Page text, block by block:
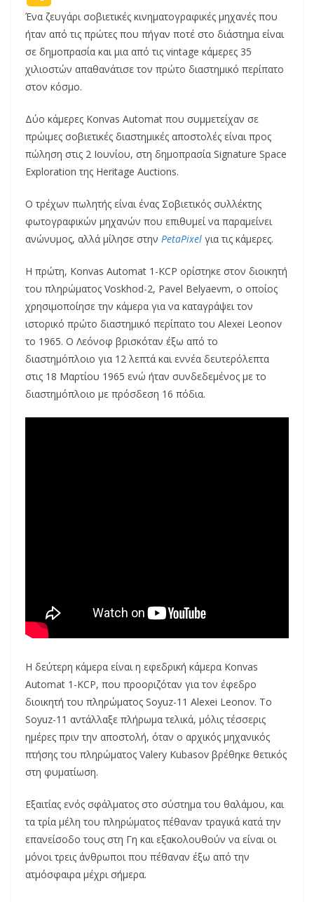
Ένα ζευγάρι σοβιετικές κινηματογραφικές μηχανές που
ήταν από τις πρώτες που πήγαν ποτέ στο διάστημα είναι
σε δημοπρασία και μια από τις vintage κάμερες 35
χιλιοστών απαθανάτισε τον πρώτο διαστημικό περίπατο
στον κόσμο.
Δύο κάμερες Konvas Automat που συμμετείχαν σε
πρώιμες σοβιετικές διαστημικές αποστολές είναι προς
πώληση στις 2 Ιουνίου, στη δημοπρασία Signature Space
Exploration της Heritage Auctions.
Ο τρέχων πωλητής είναι ένας Σοβιετικός συλλέκτης
φωτογραφικών μηχανών που επιθυμεί να παραμείνει
ανώνυμος, αλλά μίλησε στην PetaPixel για τις κάμερες.
Η πρώτη, Konvas Automat 1-KCP ορίστηκε στον διοικητή
του πληρώματος Voskhod-2, Pavel Belyaevm, ο οποίος
χρησιμοποίησε την κάμερα για να καταγράψει τον
ιστορικό πρώτο διαστημικό περίπατο του Alexei Leonov
το 1965. Ο Λεόνοφ βρισκόταν έξω από το
διαστημόπλοιο για 12 λεπτά και εννέα δευτερόλεπτα
στις 18 Μαρτίου 1965 ενώ ήταν συνδεδεμένος με το
διαστημόπλοιο με πρόσδεση 16 πόδια.
Η δεύτερη κάμερα είναι η εφεδρική κάμερα Konvas
Automat 1-KCP, που προοριζόταν για τον έφεδρο
διοικητή του πληρώματος Soyuz-11 Alexei Leonov. Το
Soyuz-11 αντάλλαξε πλήρωμα τελικά, μόλις τέσσερις
ημέρες πριν την αποστολή, όταν ο αρχικός μηχανικός
πτήσης του πληρώματος Valery Kubasov βρέθηκε θετικός
στη φυματίωση.
Εξαιτίας ενός σφάλματος στο σύστημα του θαλάμου, και
τα τρία μέλη του πληρώματος πέθαναν τραγικά κατά την
επανείσοδο τους στη Γη και εξακολουθούν να είναι οι
μόνοι τρεις άνθρωποι που πέθαναν έξω από την
ατμόσφαιρα μέχρι σήμερα.